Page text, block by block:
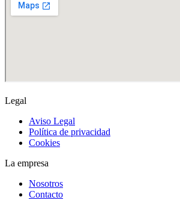
Legal
Aviso Legal
Política de privacidad
Cookies
La empresa
Nosotros
Contacto